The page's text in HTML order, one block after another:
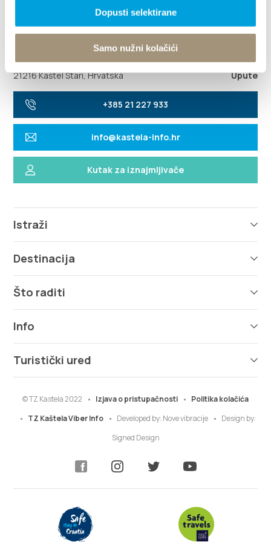
Dopusti selektirane
Samo nužni kolačići
Villa Nika, Kamberovo šetalište 30
21216 Kaštel Stari, Hrvatska
Upute
+385 21 227 933
info@kastela-info.hr
Kutak za iznajmljivače
Istraži
Destinacija
Što raditi
Info
Turistički ured
© TZ Kastela 2022 Izjava o pristupačnosti
Politika kolačića
TZ Kaštela Viber Info
Developed by: Nove vibracije
Design by:
Signed Design